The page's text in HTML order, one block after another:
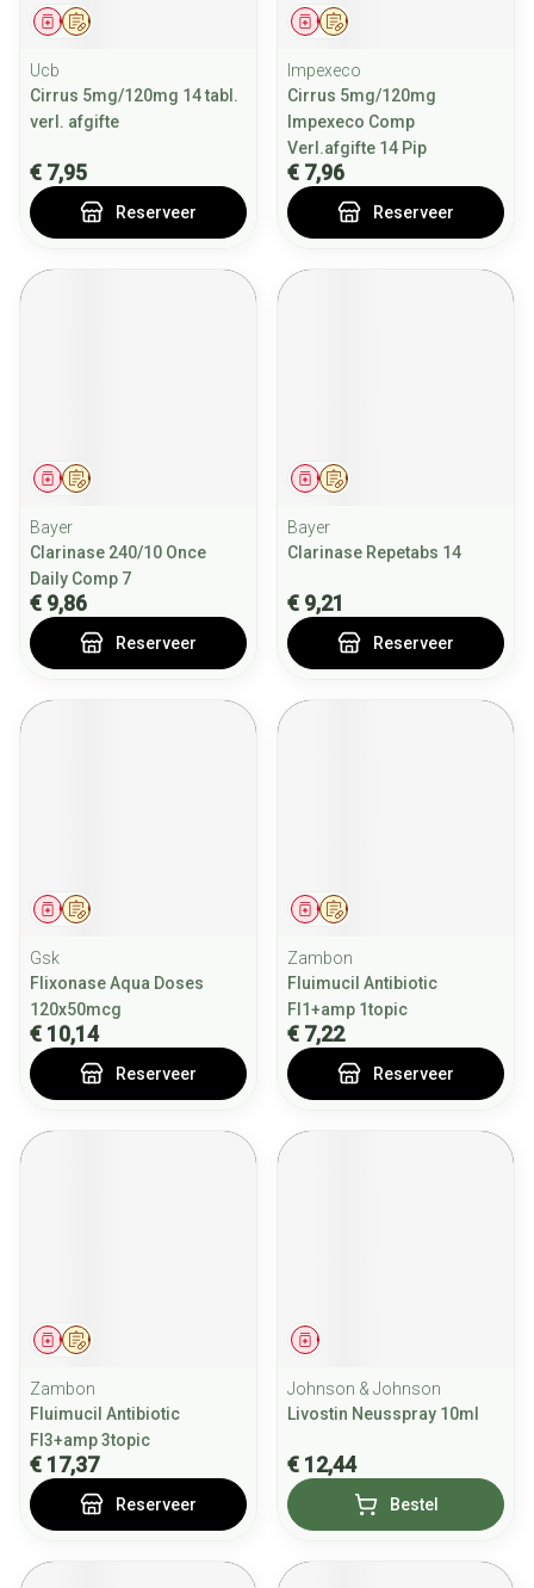
Op voorschrift
Geneesmiddel
Ucb
Cirrus 5mg/120mg 14 tabl.
verl. afgifte
€ 7,95
Reserveer
Op voorschrift
Geneesmiddel
Impexeco
Cirrus 5mg/120mg
Impexeco Comp
Verl.afgifte 14 Pip
€ 7,96
Reserveer
Op voorschrift
Geneesmiddel
Bayer
Clarinase 240/10 Once
Daily Comp 7
€ 9,86
Reserveer
Op voorschrift
Geneesmiddel
Bayer
Clarinase Repetabs 14
€ 9,21
Reserveer
Op voorschrift
Geneesmiddel
Gsk
Flixonase Aqua Doses
120x50mcg
€ 10,14
Reserveer
Op voorschrift
Geneesmiddel
Zambon
Fluimucil Antibiotic
Fl1+amp 1topic
€ 7,22
Reserveer
Op voorschrift
Geneesmiddel
Zambon
Fluimucil Antibiotic
Fl3+amp 3topic
€ 17,37
Reserveer
Geneesmiddel
Johnson & Johnson
Livostin Neusspray 10ml
€ 12,44
Bestel